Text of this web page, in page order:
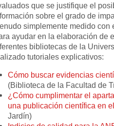
que se justifique el
sobre el grado de
simplemente medido con
ayudar en la elaboración de
bibliotecas de la
tutoriales explicativos:
Cómo buscar evidencias
(Biblioteca de la Facultad de
¿Cómo cumplimentar el
una publicación científica en
Jardín)